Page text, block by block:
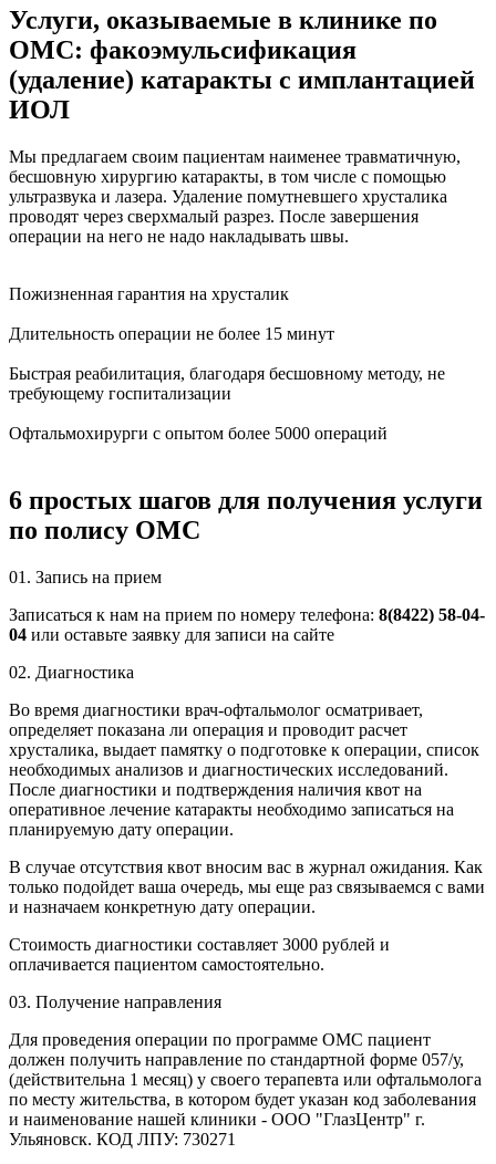
Услуги, оказываемые в клинике по
ОМС: факоэмульсификация
(удаление) катаракты с имплантацией
ИОЛ
Мы предлагаем своим пациентам наименее травматичную,
бесшовную хирургию катаракты, в том числе с помощью
ультразвука и лазера. Удаление помутневшего хрусталика
проводят через сверхмалый разрез. После завершения
операции на него не надо накладывать швы.
Пожизненная гарантия на хрусталик
Длительность операции не более 15 минут
Быстрая реабилитация, благодаря бесшовному методу, не
требующему госпитализации
Офтальмохирурги с опытом более 5000 операций
6 простых шагов для получения услуги
по полису ОМС
01. Запись на прием
Записаться к нам на прием по номеру телефона: 8(8422) 58-04-
04 или оставьте заявку для записи на сайте
02. Диагностика
Во время диагностики врач-офтальмолог осматривает,
определяет показана ли операция и проводит расчет
хрусталика, выдает памятку о подготовке к операции, список
необходимых анализов и диагностических исследований.
После диагностики и подтверждения наличия квот на
оперативное лечение катаракты необходимо записаться на
планируемую дату операции.
В случае отсутствия квот вносим вас в журнал ожидания. Как
только подойдет ваша очередь, мы еще раз связываемся с вами
и назначаем конкретную дату операции.
Стоимость диагностики составляет 3000 рублей и
оплачивается пациентом самостоятельно.
03. Получение направления
Для проведения операции по программе ОМС пациент
должен получить направление по стандартной форме 057/у,
(действительна 1 месяц) у своего терапевта или офтальмолога
по месту жительства, в котором будет указан код заболевания
и наименование нашей клиники - ООО "ГлазЦентр" г.
Ульяновск. КОД ЛПУ: 730271